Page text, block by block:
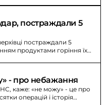
постраждали 5
постраждали 5
продуктами горіння їх
- про небажання
каже: «не можу» - це про
операцій і історія